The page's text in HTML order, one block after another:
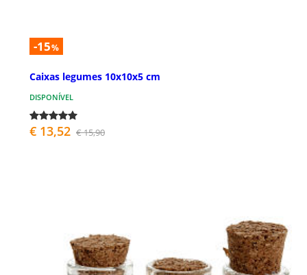
-15%
Caixas legumes 10x10x5 cm
DISPONÍVEL
€ 13,52 € 15,90